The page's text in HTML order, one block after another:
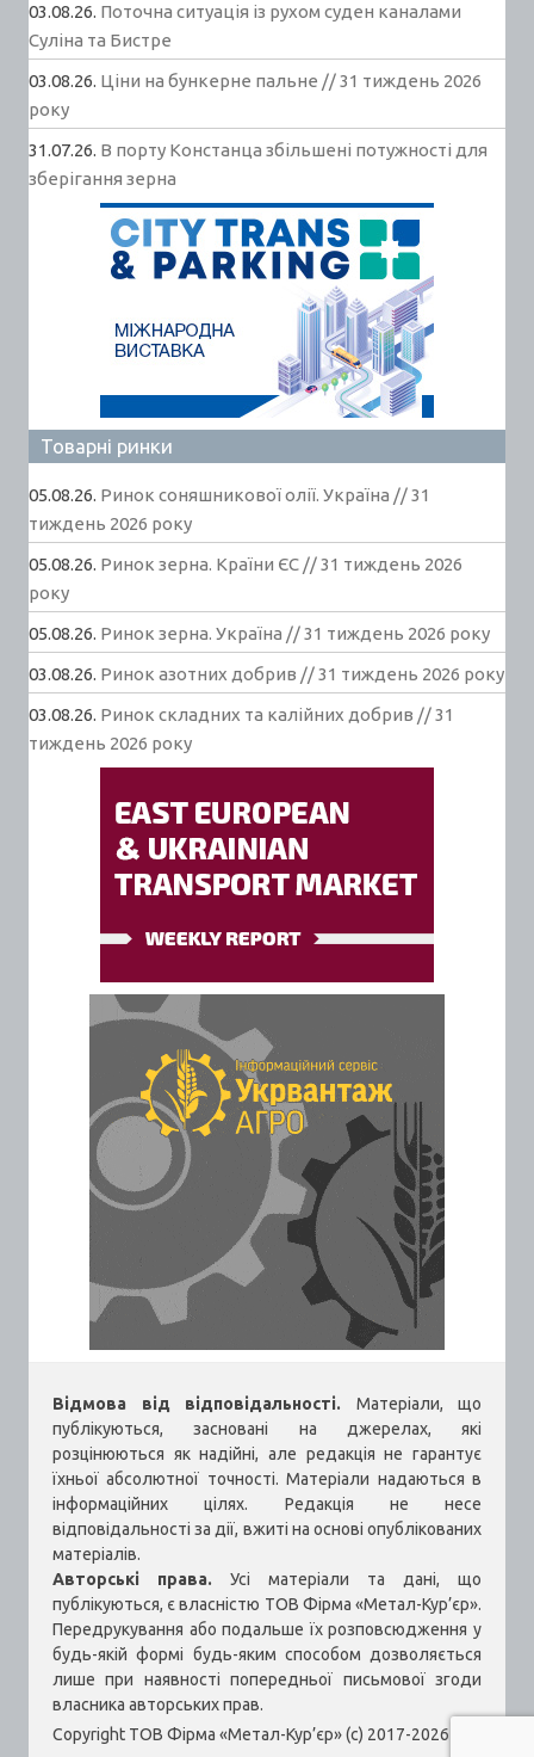
03.08.26. Поточна ситуація із рухом суден каналами
Суліна та Бистре
03.08.26. Ціни на бункерне пальне // 31 тиждень 2026
року
31.07.26. В порту Констанца збільшені потужності для
зберігання зерна
Товарні ринки
05.08.26. Ринок соняшникової олії. Україна // 31
тиждень 2026 року
05.08.26. Ринок зерна. Країни ЄС // 31 тиждень 2026
року
05.08.26. Ринок зерна. Україна // 31 тиждень 2026 року
03.08.26. Ринок азотних добрив // 31 тиждень 2026 року
03.08.26. Ринок складних та калійних добрив // 31
тиждень 2026 року
Відмова від відповідальності. Матеріали, що
публікуються, засновані на джерелах, які
розцінюються як надійні, але редакція не гарантує
їхньої абсолютної точності. Матеріали надаються в
інформаційних цілях. Редакція не несе
відповідальності за дії, вжиті на основі опублікованих
матеріалів.
Авторські права. Усі матеріали та дані, що
публікуються, є власністю ТОВ Фірма «Метал-Кур’єр».
Передрукування або подальше їх розповсюдження у
будь-якій формі будь-яким способом дозволяється
лише при наявності попередньої письмової згоди
власника авторських прав.
Copyright ТОВ Фірма «Метал-Кур’єр» (c) 2017-2026